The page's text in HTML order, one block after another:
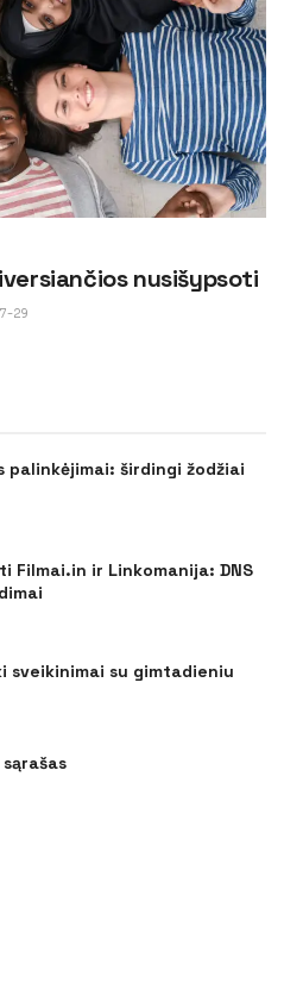
nusišypsoti
29
palinkėjimai: širdingi žodžiai
Filmai.in ir Linkomanija: DNS
sveikinimai su gimtadieniu